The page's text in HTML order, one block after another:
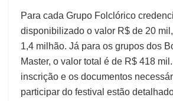
Para cada Grupo Folclórico
disponibilizado o valor R$ de 20
1,4 milhão. Já para os grupos dos
Master, o valor total é de R$ 418
inscrição e os documentos
participar do festival estão